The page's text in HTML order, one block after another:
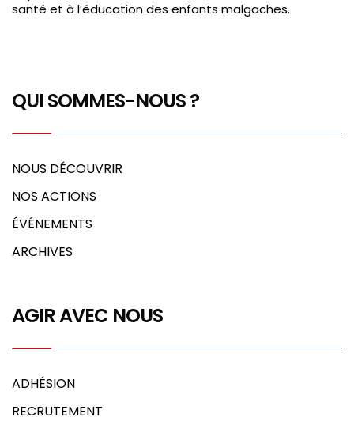
santé et à l’éducation des enfants malgaches.
QUI SOMMES-NOUS ?
NOUS DÉCOUVRIR
NOS ACTIONS
ÉVÉNEMENTS
ARCHIVES
AGIR AVEC NOUS
ADHÉSION
RECRUTEMENT